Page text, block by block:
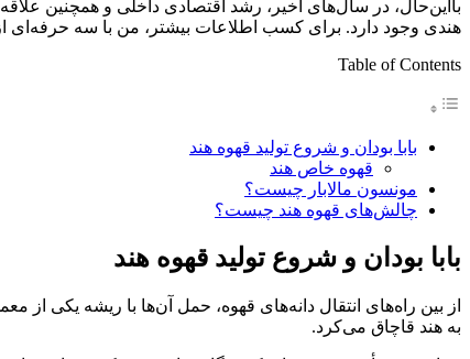
بااین‌حال، در سال‌های اخیر، رشد اقتصادی داخلی و همچنین
هندی وجود دارد. برای کسب اطلاعات بیشتر، من با سه حرفه‌ای
Table of Contents
بابا بودان و شروع تولید قهوه هند
قهوه خاص هند
مونسون مالابار چیست؟
چالش‌های قهوه هند چیست؟
بابا بودان و شروع تولید قهوه هند
به هند قاچاق می‌کرد.